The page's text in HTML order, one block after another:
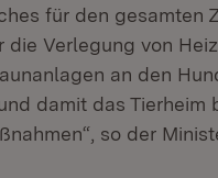
für den gesamten
Verlegung von
an den
damit das Tierheim
so der